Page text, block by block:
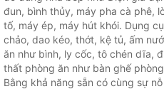
đun, bình thủy, máy pha cà phê,
tố, máy ép, máy hút khói. Dụng
chảo, dao kéo, thớt, kệ tủ, ấm
ăn như bình, ly cốc, tô chén dĩa,
thất phòng ăn như bàn ghế
Bằng khả năng sẵn có cùng sự